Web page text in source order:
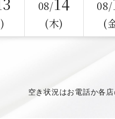
08/
(木)
08/
(
空き状況はお電話か各